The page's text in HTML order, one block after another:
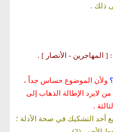
ذلك .
[ المهاجرين - الأنصار ] .
ولأن الموضوع حساس جداً ،
لايرد الإطالة الذهاب إلى
.
أحد التشكيك في صحة الأدلة ؛